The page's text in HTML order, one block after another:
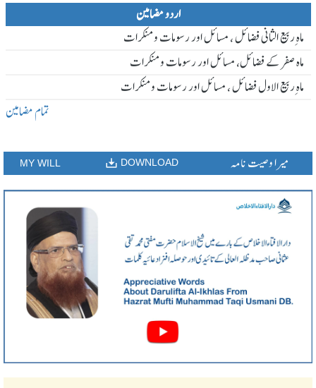
اردو مضامین
ماہ ِربیع الثانی فضائل ، مسائل اور رسومات و منکرات
ماہ صفر کے فضائل، مسائل اور رسومات و منکرات
ماہ ِربیع الاول فضائل ، مسائل اور رسومات و منکرات
تمام مضامین
MY WILL DOWNLOAD میرا وصیت نامہ